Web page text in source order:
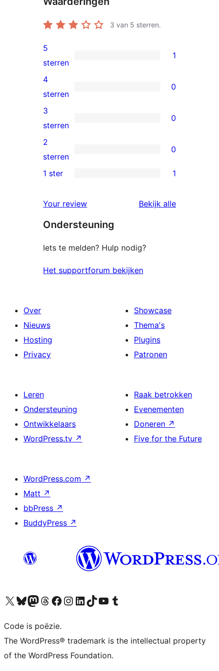
3 van 5 sterren.
1
5
ster
beoordeling
5
sterren
1
0
4
sterren
beoordelingen
4
sterren
0
0
3
sterren
beoordelingen
3
sterren
0
0
2
beoordelingen
2
sterren
0
ster
beoordeling
1 ster 1
Your review Bekijk alle
Ondersteuning
Iets te melden? Hulp nodig?
Het supportforum bekijken
Over
Nieuws
Hosting
Privacy
Showcase
Thema's
Plugins
Patronen
Leren
Ondersteuning
Ontwikkelaars
WordPress.tv ↗
Raak betrokken
Evenementen
Doneren ↗
Five for the Future
WordPress.com ↗
Matt ↗
bbPress ↗
BuddyPress ↗
Bezoek ons X (voorheen Twitter) account
Bezoek ons Bluesky account
Bezoek ons Mastodon account
Bezoek ons Threads account
Onze Facebook pagina bezoeken
Bezoek ons Instagram account
Bezoek ons LinkedIn account
Bezoek ons TikTok account
Bezoek ons YouTube kanaalBezoek ons Tumblr account
Code is poëzie.
The WordPress® trademark is the intellectual property
of the WordPress Foundation.